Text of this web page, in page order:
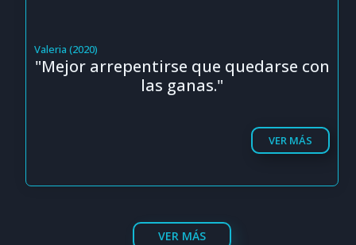
Valeria (2020)
"Mejor arrepentirse que quedarse con
las ganas."
VER MÁS
VER MÁS